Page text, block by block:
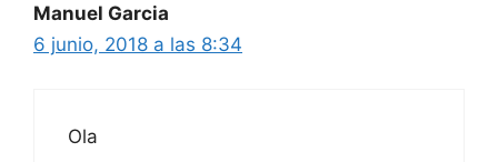
Manuel Garcia
6 junio, 2018 a las 8:34
Ola